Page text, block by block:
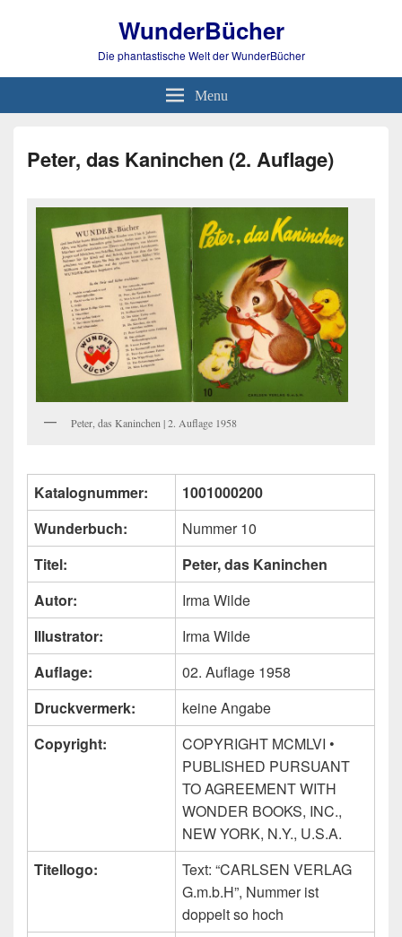
WunderBücher
Die phantastische Welt der WunderBücher
Menu
Peter, das Kaninchen (2. Auflage)
Peter, das Kaninchen | 2. Auflage 1958
Katalognummer:
1001000200
Wunderbuch:
Nummer 10
Titel:
Peter, das Kaninchen
Autor:
Irma Wilde
Illustrator:
Irma Wilde
Auflage:
02. Auflage 1958
Druckvermerk:
keine Angabe
Copyright:
COPYRIGHT MCMLVI •
PUBLISHED PURSUANT
TO AGREEMENT WITH
WONDER BOOKS, INC.,
NEW YORK, N.Y., U.S.A.
Titellogo:
Text: “CARLSEN VERLAG
G.m.b.H”, Nummer ist
doppelt so hoch